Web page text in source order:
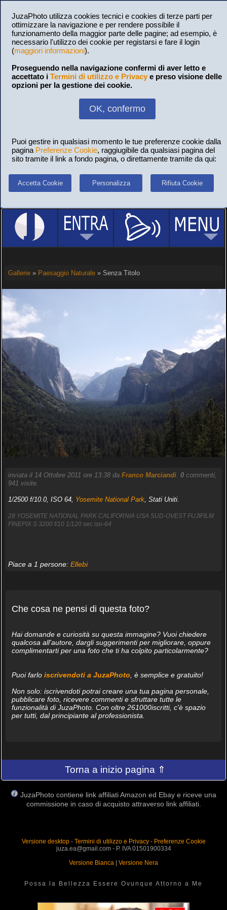
JuzaPhoto utilizza cookies tecnici e cookies di terze parti per
ottimizzare la navigazione e per rendere possibile il
funzionamento della maggior parte delle pagine; ad esempio, è
necessario l'utilizzo dei cookie per registarsi e fare il login
(maggiori informazioni).
Proseguendo nella navigazione confermi di aver letto e
accettato i Termini di utilizzo e Privacy e preso visione delle
opzioni per la gestione dei cookie.
OK, confermo
Puoi gestire in qualsiasi momento le tue preferenze cookie dalla
pagina Preferenze Cookie, raggiugibile da qualsiasi pagina del
sito tramite il link a fondo pagina, o direttamente tramite da qui:
Accetta Cookie Personalizza Rifiuta Cookie
Gallerie» Paesaggio Naturale» Senza Titolo
inviata il 14 Ottobre 2011 ore 13:38 da Franco Marciandi. 0commenti,
941 visite.
1/2500 f/10.0, ISO 64, Yosemite National Park, Stati Uniti.
28 YOSEMITE NATIONAL PARK CALIFORNIA USA SUD-OVEST FUJIFILM
FINEPIX S 3200 f/10 1/120 sec iso-64
Piace a 1 persone: Ellebi
Che cosa ne pensi di questa foto?
Hai domande e curiosità su questa immagine? Vuoi chiedere
qualcosa all'autore, dargli suggerimenti per migliorare, oppure
complimentarti per una foto che ti ha colpito particolarmente?
Puoi farlo iscrivendoti a JuzaPhoto , è semplice e gratuito!
Non solo: iscrivendoti potrai creare una tua pagina personale,
pubblicare foto, ricevere commenti e sfruttare tutte le
funzionalità di JuzaPhoto. Con oltre 261000iscritti, c'è spazio
per tutti, dal principiante al professionista.
Torna a inizio pagina ⇑
JuzaPhoto contiene link affiliati Amazon ed Ebay e riceve una
commissione in caso di acquisto attraverso link affiliati.
Versione desktop- Termini di utilizzo e Privacy- Preferenze Cookie
juza.ea@gmail.com - P. IVA 01501900334
Versione Bianca | Versione Nera
Possa la Bellezza Essere Ovunque Attorno a Me